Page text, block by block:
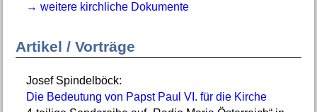
→ weitere kirchliche Dokumente
Artikel / Vorträge
Josef Spindelböck:
Die Bedeutung von Papst Paul VI. für die Kirche